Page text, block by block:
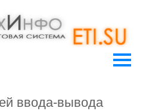
ввода-вывода